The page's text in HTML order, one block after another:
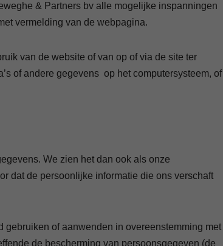
& Partners bv alle mogelijke inspanningen
vermelding van de webpagina.
van de website of van op of via de site ter
of andere gegevens op het computersysteem, of
We zien het dan ook als onze
dat de persoonlijke informatie die ons verschaft
of aanwenden in overeenstemming met
de bescherming van persoonsgegeven (de